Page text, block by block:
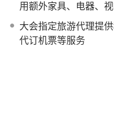
用额外家具、电器、
大会指定旅游代理提
代订机票等服务